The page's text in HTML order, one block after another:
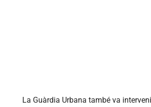
La Guàrdia Urbana també va